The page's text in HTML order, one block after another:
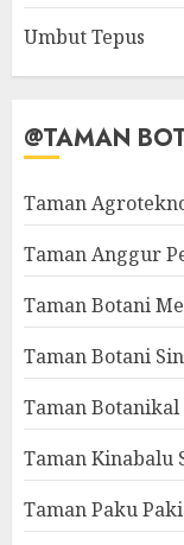
Umbut Tepus
@TAMAN
Taman
Taman Anggur
Taman Botani
Taman Botani
Taman
Taman Kinabalu
Taman Paku